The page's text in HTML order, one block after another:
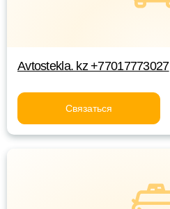
Avtostekla. kz +77017773027
Связаться